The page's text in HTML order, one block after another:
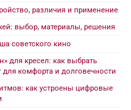
различия и применение
выбор, материалы, решения
советского кино
для кресел: как выбрать
комфорта и долговечности
как устроены цифровые